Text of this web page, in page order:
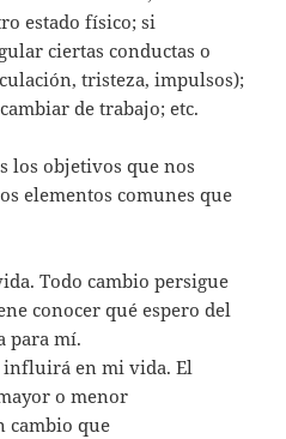
estado físico; si
ciertas conductas o
tristeza, impulsos);
de trabajo; etc.
los objetivos que nos
elementos comunes que
Todo cambio persigue
conocer qué espero del
para mí.
influirá en mi vida. El
o menor
cambio que